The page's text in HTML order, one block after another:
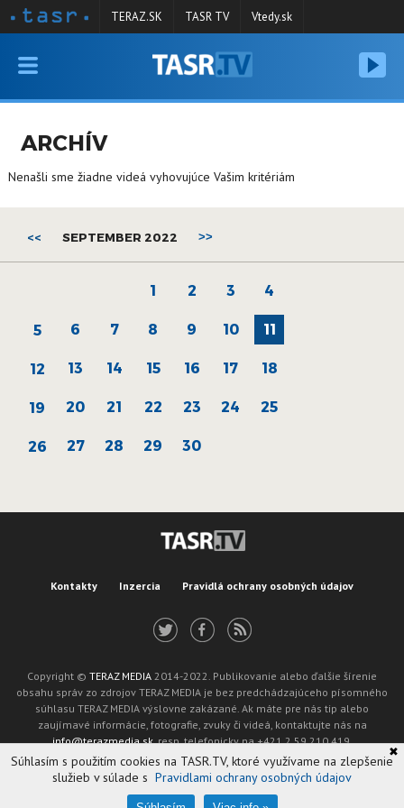
VYSIELANIE
SPRAVODAJSTVO
KONTAKT
TERAZ.SK TASR TV Vtedy.sk
ARCHÍV
Nenašli sme žiadne videá vyhovujúce Vašim kritériám
<< SEPTEMBER 2022 >>
1 2 3 4
5 6 7 8 9 10 11
12 13 14 15 16 17 18
19 20 21 22 23 24 25
26 27 28 29 30
Kontakty Inzercia Pravidlá ochrany osobných údajov
Copyright © TERAZ MEDIA 2014-2022. Publikovanie alebo ďalšie šírenie
obsahu správ zo zdrojov TERAZ MEDIA je bez predchádzajúceho písomného
súhlasu TERAZ MEDIA výslovne zakázané. Ak máte pre nás tip alebo
zaujímavé informácie, fotografie, zvuky či videá, kontaktujte nás na
info@terazmedia.sk, resp. telefonicky na +421 2 59 210 419.
Žiadosť o zverejnenie opravy v zmysle zákona o publikáciách je možné zaslať
na adresu oprava@tasr.sk.
Súhlasím s použitím cookies na TASR.TV, ktoré využívame na zlepšenie
služieb v súlade s Pravidlami ochrany osobných údajov
✖